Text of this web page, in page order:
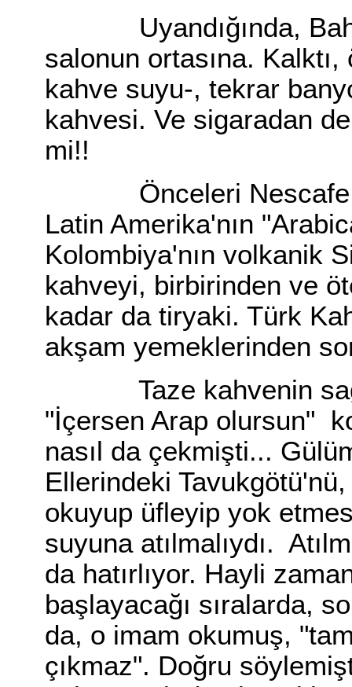
Uyandığında,
salonun ortasına.
kahve suyu-, tekrar
kahvesi. Ve sigaradan
mi!!
Önceleri Nescafe
Latin Amerika'nın
Kolombiya'nın volkanik
kahveyi, birbirinden ve
kadar da tiryaki. Türk
akşam yemeklerinden
Taze kahvenin
"İçersen Arap olursun"
nasıl da çekmişti...
Ellerindeki Tavukgötü'nü,
okuyup üfleyip yok
suyuna atılmalıydı.
da hatırlıyor. Hayli
başlayacağı sıralarda,
da, o imam okumuş,
çıkmaz". Doğru